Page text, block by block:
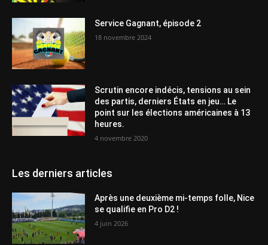
Service Gagnant, épisode 2
18 novembre 2024
Scrutin encore indécis, tensions au sein
des partis, derniers États en jeu… Le
point sur les élections américaines à 13
heures.
4 novembre 2020
Les derniers articles
Après une deuxième mi-temps folle, Nice
se qualifie en Pro D2 !
4 juin 2026